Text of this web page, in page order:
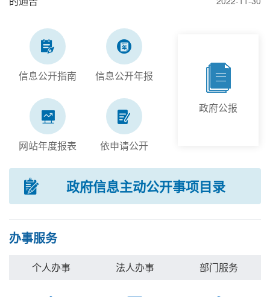
信息公开指南 信息公开年报
网站年度报表 依申请公开
政府公报
政府信息主动公开事项目录
办事服务
个人办事 法人办事 部门服务